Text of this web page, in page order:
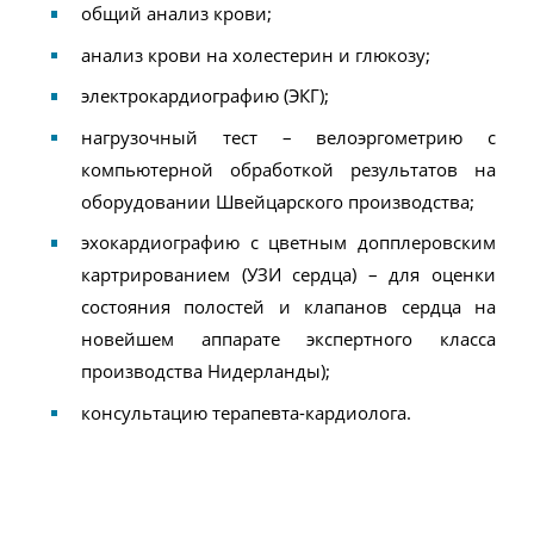
общий анализ крови;
анализ крови на холестерин и глюкозу;
электрокардиографию (ЭКГ);
нагрузочный тест – велоэргометрию с
компьютерной обработкой результатов на
оборудовании Швейцарского производства;
эхокардиографию с цветным допплеровским
картрированием (УЗИ сердца) – для оценки
состояния полостей и клапанов сердца на
новейшем аппарате экспертного класса
производства Нидерланды);
консультацию терапевта-кардиолога.